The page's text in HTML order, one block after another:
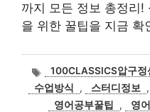
까지 모든 정보 총정리!
을 위한 꿀팁을 지금 확
태
그
100CLASSICS압구정
수업방식
, 스터디정보 ,
영어공부꿀팁
, 영